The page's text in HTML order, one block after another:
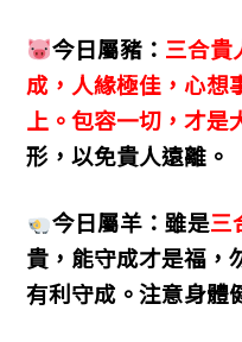
今日屬豬： 三合貴
成，人緣極佳，心想
上。包容一切，才是
形，以免貴人遠離。
今日屬羊：雖是三
貴，能守成才是福，
有利守成。注意身體